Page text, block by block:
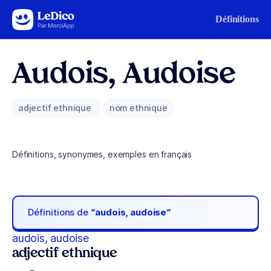
Aller au contenu Définitions
Audois, Audoise
adjectif ethnique nom ethnique
Définitions, synonymes, exemples en français
Définitions de “audois, audoise“
audois, audoise
adjectif ethnique